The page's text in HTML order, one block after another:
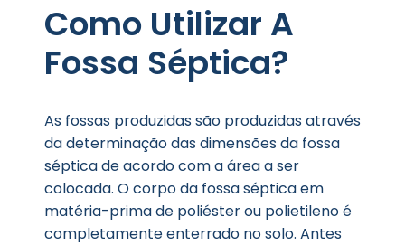
Como Utilizar A
Fossa Séptica?
As fossas produzidas são produzidas através
da determinação das dimensões da fossa
séptica de acordo com a área a ser
colocada. O corpo da fossa séptica em
matéria-prima de poliéster ou polietileno é
completamente enterrado no solo. Antes